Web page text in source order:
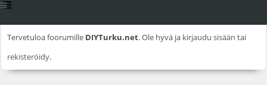
Tervetuloa foorumille DIYTurku.net. Ole hyvä ja kirjaudu sisään tai
rekisteröidy.